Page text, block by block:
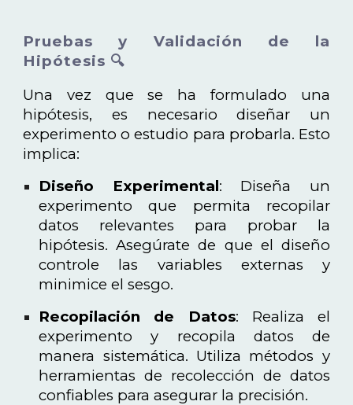
Pruebas y Validación de la
Hipótesis 🔍
Una vez que se ha formulado una
hipótesis, es necesario diseñar un
experimento o estudio para probarla. Esto
implica:
Diseño Experimental: Diseña un
experimento que permita recopilar
datos relevantes para probar la
hipótesis. Asegúrate de que el diseño
controle las variables externas y
minimice el sesgo.
Recopilación de Datos: Realiza el
experimento y recopila datos de
manera sistemática. Utiliza métodos y
herramientas de recolección de datos
confiables para asegurar la precisión.